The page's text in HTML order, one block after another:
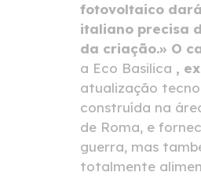
fotovoltaico
italiano precisa
da criação.» O
a Eco Basilica ,
atualização
construída na
de Roma, e
guerra, mas
totalmente